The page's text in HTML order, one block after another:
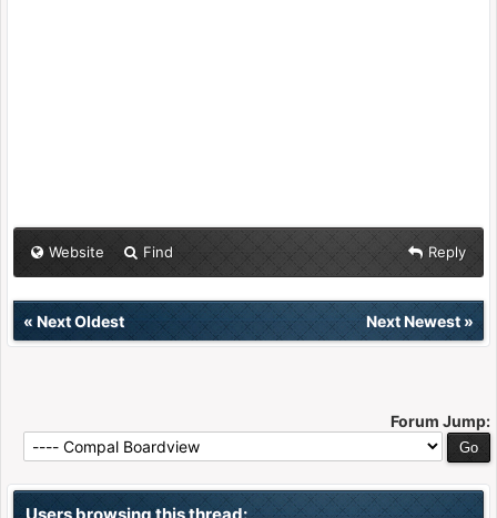
Website Find Reply
« Next Oldest Next Newest»
Forum Jump: